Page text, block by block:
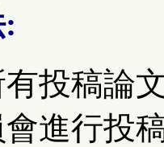
有投稿論
會進行投